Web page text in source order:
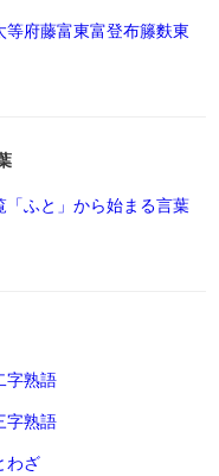
等府藤富東富登布籐麩東
「ふと」から始まる言葉
字熟語
字熟語
わざ